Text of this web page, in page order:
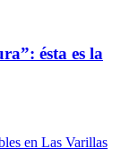
ésta es la